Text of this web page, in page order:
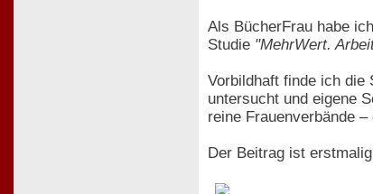
Als BücherFrau habe
Studie "MehrWert.
Vorbildhaft finde ich die
untersucht und eigene
reine Frauenverbände
Der Beitrag ist